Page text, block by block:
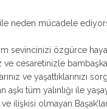
neden mücadele
özgürce
cesaretinizle
ve yaşattıklarınızı
aşkı tüm yalınlığı ile
ilişkisi olmayan